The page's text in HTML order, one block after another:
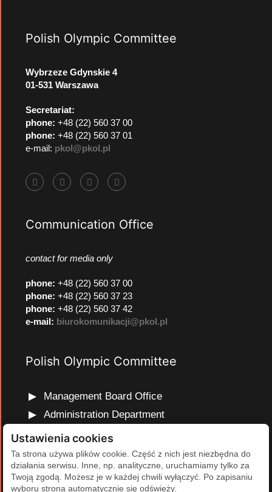
Polish Olympic Committee
Wybrzeze Gdynskie 4
01-531 Warszawa
Secretariat:
phone: +48 (22) 560 37 00
phone: +48 (22) 560 37 01
e-mail: pkol@pkol.pl
Communication Office
contact for media only
phone: +48 (22) 560 37 00
phone: +48 (22) 560 37 23
phone: +48 (22) 560 37 42
e-mail: biurokomunikacji@pkol.pl
Polish Olympic Committee
Management Board Office
Administration Department
Marketing and Communications Department
Olympic Education Department
Finance and Human Resources Department
Development Projects Department
Ustawienia cookies
Ta strona używa plików cookie. Część z nich jest niezbędna do
działania serwisu. Inne, np. analityczne, uruchamiamy tylko za
Twoją zgodą. Możesz je w każdej chwili wyłączyć. Po zapisaniu
wyboru strona automatycznie się odświeży.